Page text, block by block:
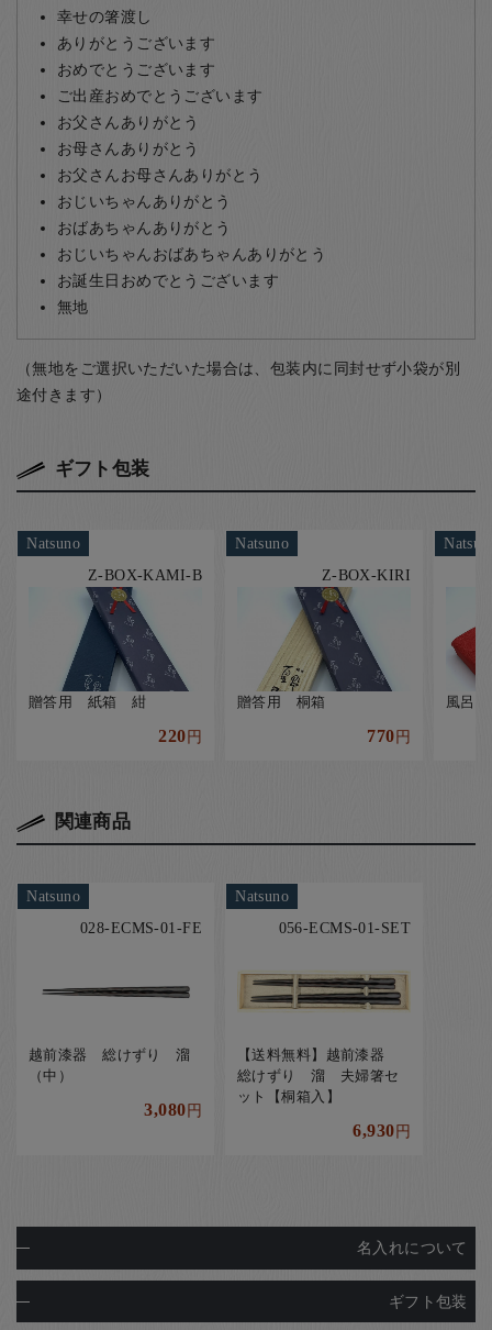
幸せの箸渡し
ありがとうございます
おめでとうございます
ご出産おめでとうございます
お父さんありがとう
お母さんありがとう
お父さんお母さんありがとう
おじいちゃんありがとう
おばあちゃんありがとう
おじいちゃんおばあちゃんありがとう
お誕生日おめでとうございます
無地
（無地をご選択いただいた場合は、包装内に同封せず小袋が別
途付きます）
ギフト包装
Natsuno
Z-BOX-KAMI-B
贈答用 紙箱 紺
220円
Natsuno
Z-BOX-KIRI
贈答用 桐箱
770円
風呂
関連商品
Natsuno
028-ECMS-01-FE
越前漆器 総けずり 溜
（中）
3,080円
Natsuno
056-ECMS-01-SET
【送料無料】越前漆器
総けずり 溜 夫婦箸セ
ット【桐箱入】
6,930円
名入れについて
ギフト包装